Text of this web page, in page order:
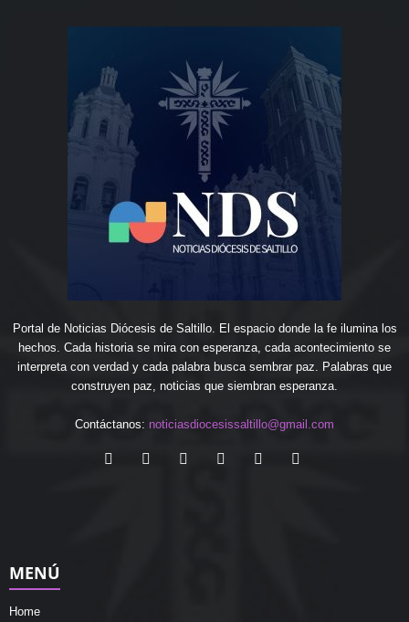
Portal de Noticias Diócesis de Saltillo. El espacio donde la fe ilumina los
hechos. Cada historia se mira con esperanza, cada acontecimiento se
interpreta con verdad y cada palabra busca sembrar paz. Palabras que
construyen paz, noticias que siembran esperanza.
Contáctanos: noticiasdiocesissaltillo@gmail.com
MENÚ
Home